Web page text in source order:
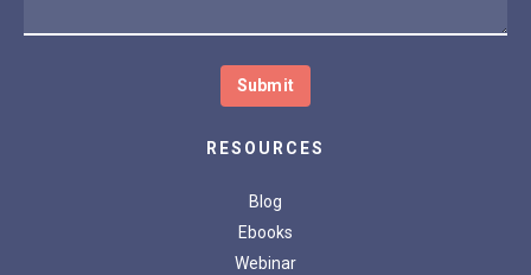
RESOURCES
Blog
Ebooks
Webinar